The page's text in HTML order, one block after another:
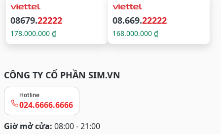
08679.22222
178.000.000 ₫
08.669.22222
168.000.000 ₫
CÔNG TY CỔ PHẦN SIM.VN
Hotline
024.6666.6666
Giờ mở cửa: 08:00 - 21:00